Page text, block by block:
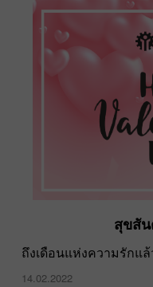
สุขสั
ถึงเดือนแห่งความรักแล้
14.02.2022